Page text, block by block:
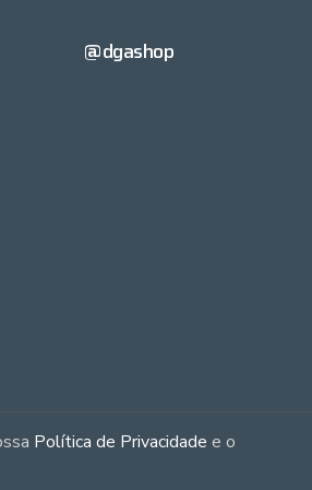
@dgashop
Política de Privacidade e o